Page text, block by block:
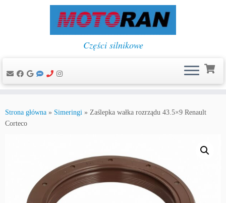
do
treści
Części silnikowe
Strona główna » Simeringi » Zaślepka wałka rozrządu 43.5×9 Renault
Corteco